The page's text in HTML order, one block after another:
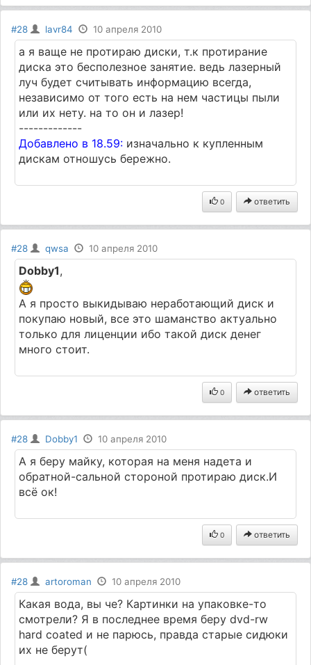
#28 lavr84 10 апреля 2010
а я ваще не протираю диски, т.к протирание
диска это бесполезное занятие. ведь лазерный
луч будет считывать информацию всегда,
независимо от того есть на нем частицы пыли
или их нету. на то он и лазер!
-------------
Добавлено в 18.59: изначально к купленным
дискам отношусь бережно.
0 ответить
#28 qwsa 10 апреля 2010
Dobby1,
А я просто выкидываю неработающий диск и
покупаю новый, все это шаманство актуально
только для лиценции ибо такой диск денег
много стоит.
0 ответить
#28 Dobby1 10 апреля 2010
А я беру майку, которая на меня надета и
обратной-сальной стороной протираю диск.И
всё ок!
0 ответить
#28 artoroman 10 апреля 2010
Какая вода, вы че? Картинки на упаковке-то
смотрели? Я в последнее время беру dvd-rw
hard coated и не парюсь, правда старые сидюки
их не берут(